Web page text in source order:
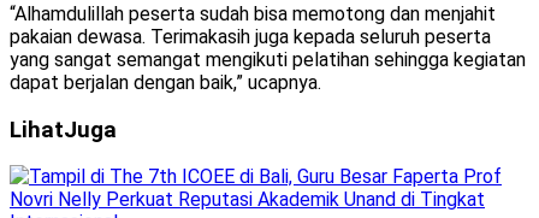
“Alhamdulillah peserta sudah bisa memotong dan menjahit
pakaian dewasa. Terimakasih juga kepada seluruh peserta
yang sangat semangat mengikuti pelatihan sehingga kegiatan
dapat berjalan dengan baik,” ucapnya.
LihatJuga